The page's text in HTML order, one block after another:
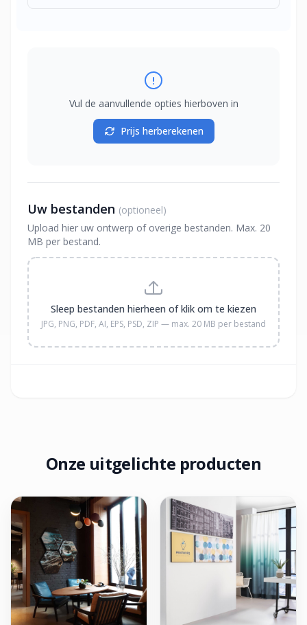
Vul de aanvullende opties hierboven in
Prijs herberekenen
Uw bestanden (optioneel)
Upload hier uw ontwerp of overige bestanden. Max. 20
MB per bestand.
Sleep bestanden hierheen of klik om te kiezen
JPG, PNG, PDF, AI, EPS, PSD, ZIP — max. 20 MB per bestand
Onze uitgelichte producten